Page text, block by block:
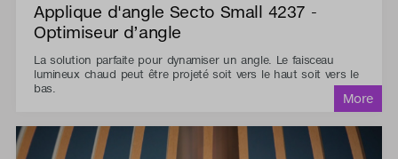
Applique d'angle Secto Small 4237 -
Optimiseur d’angle
La solution parfaite pour dynamiser un angle. Le faisceau
lumineux chaud peut être projeté soit vers le haut soit vers le
bas.